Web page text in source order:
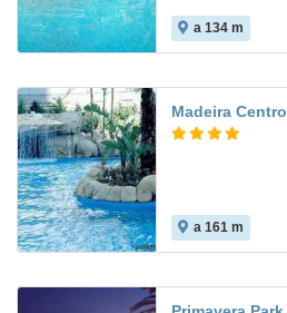
a 134 m
Madeira Centro
a 161 m